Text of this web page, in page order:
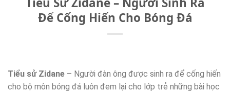
Để Cống Hiến Cho Bóng Đá
Tiểu sử Zidane – Người đàn ông được sinh ra để cống hiến
cho bộ môn bóng đá luôn đem lại cho lớp trẻ những bài học